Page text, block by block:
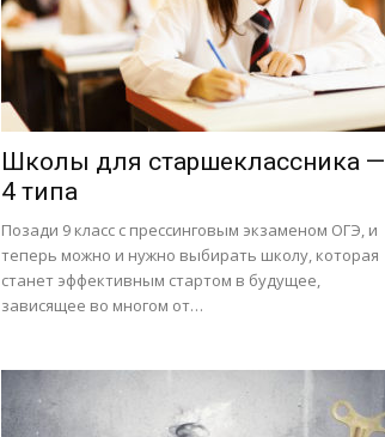
Школы для старшеклассника —
4 типа
Позади 9 класс с прессинговым экзаменом ОГЭ, и
теперь можно и нужно выбирать школу, которая
станет эффективным стартом в будущее,
зависящее во многом от…